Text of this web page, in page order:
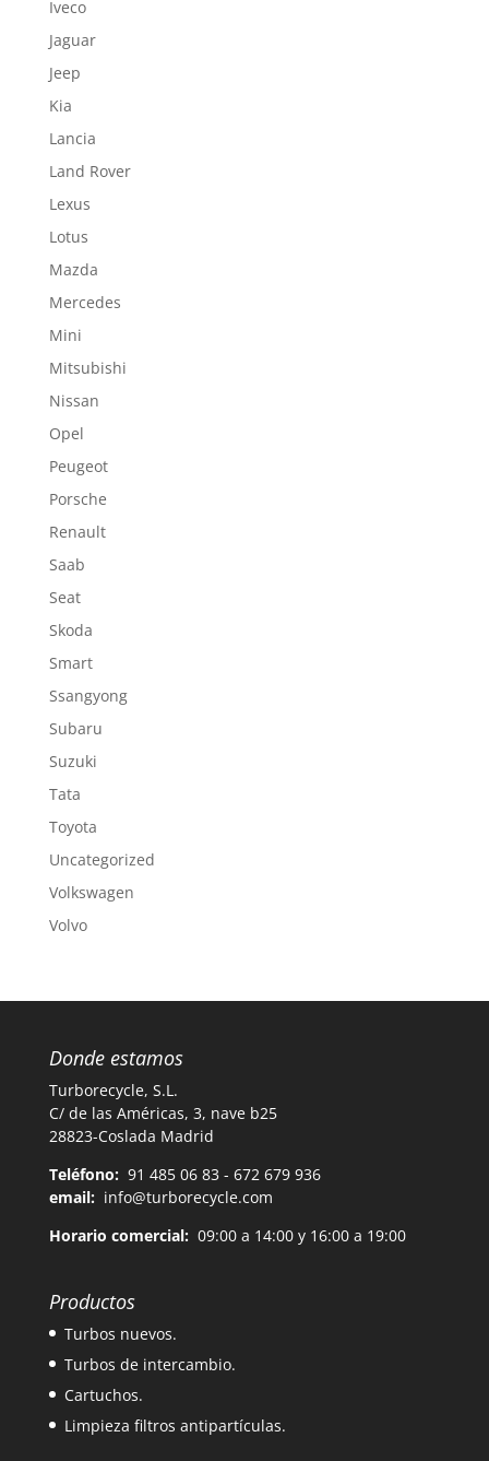
Iveco
Jaguar
Jeep
Kia
Lancia
Land Rover
Lexus
Lotus
Mazda
Mercedes
Mini
Mitsubishi
Nissan
Opel
Peugeot
Porsche
Renault
Saab
Seat
Skoda
Smart
Ssangyong
Subaru
Suzuki
Tata
Toyota
Uncategorized
Volkswagen
Volvo
Donde estamos
Turborecycle, S.L.
C/ de las Américas, 3, nave b25
28823-Coslada Madrid
Teléfono: 91 485 06 83 - 672 679 936
email: info@turborecycle.com
Horario comercial:09:00 a 14:00 y 16:00 a 19:00
Productos
Turbos nuevos.
Turbos de intercambio.
Cartuchos.
Limpieza filtros antipartículas.